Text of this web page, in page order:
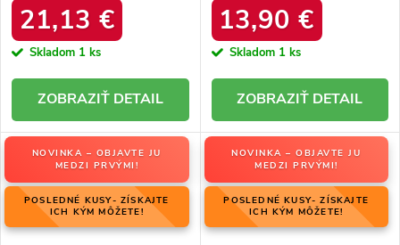
21,13 €
Skladom 1 ks
DETAIL
BLACK
13,90 €
Skladom 1 ks
DETAIL
NOVINKA – OBJAVTE JU
MEDZI PRVÝMI!
POSLEDNÉ KUSY- ZÍSKAJTE
ICH KÝM MÔŽETE!
NOVINKA – OBJAVTE JU
MEDZI PRVÝMI!
POSLEDNÉ KUSY- ZÍSKAJTE
ICH KÝM MÔŽETE!